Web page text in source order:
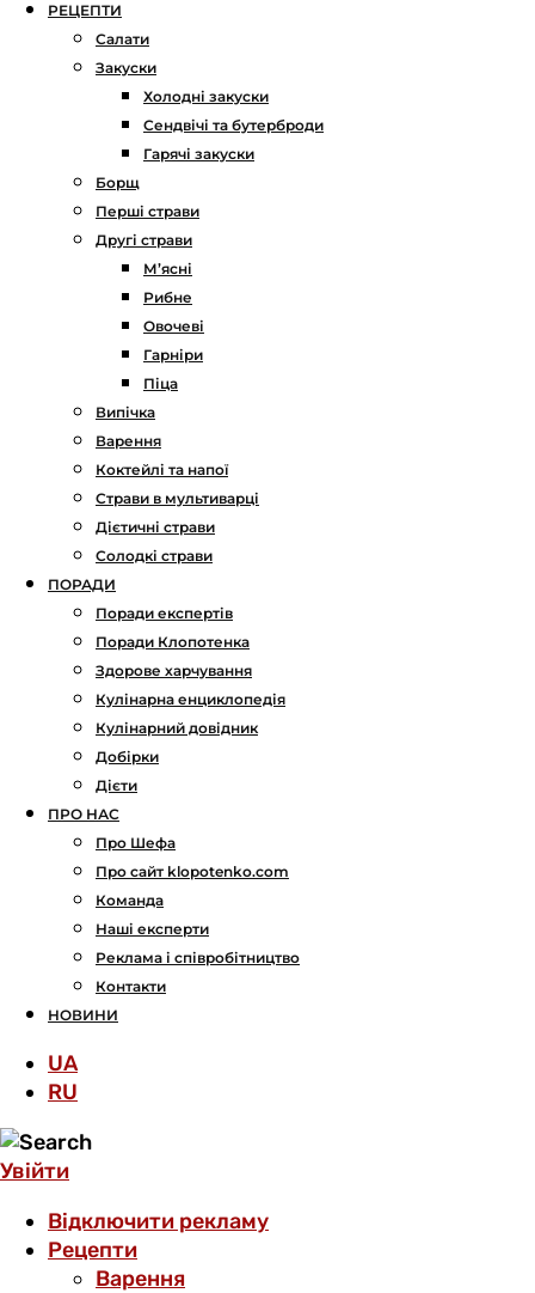
РЕЦЕПТИ
Салати
Закуски
Холодні закуски
Сендвічі та бутерброди
Гарячі закуски
Борщ
Перші страви
Другі страви
М’ясні
Рибне
Овочеві
Гарніри
Піца
Випічка
Варення
Коктейлі та напої
Страви в мультиварці
Дієтичні страви
Солодкі страви
ПОРАДИ
Поради експертів
Поради Клопотенка
Здорове харчування
Кулінарна енциклопедія
Кулінарний довідник
Добірки
Дієти
ПРО НАС
Про Шефа
Про сайт klopotenko.com
Команда
Наші експерти
Реклама і співробітництво
Контакти
НОВИНИ
UA
RU
Увійти
Відключити рекламу
Рецепти
Варення